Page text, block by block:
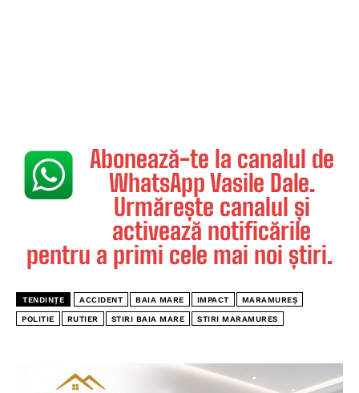
Abonează-te la canalul de
WhatsApp Vasile Dale.
Urmărește canalul și
activează notificările
pentru a primi cele mai noi știri.
TENDINȚE ACCIDENT BAIA MARE IMPACT MARAMUREȘ
POLITIE RUTIER STIRI BAIA MARE STIRI MARAMURES